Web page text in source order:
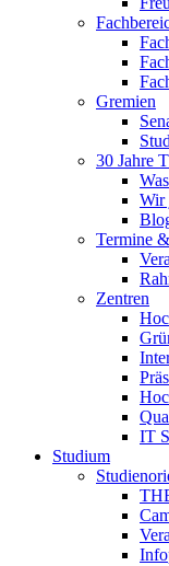
Gremien
30 Jahre
Wir
Termine
Zentren
IT
Studium